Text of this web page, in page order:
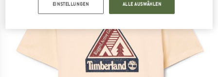
EINSTELLUNGEN ALLE AUSWÄHLEN